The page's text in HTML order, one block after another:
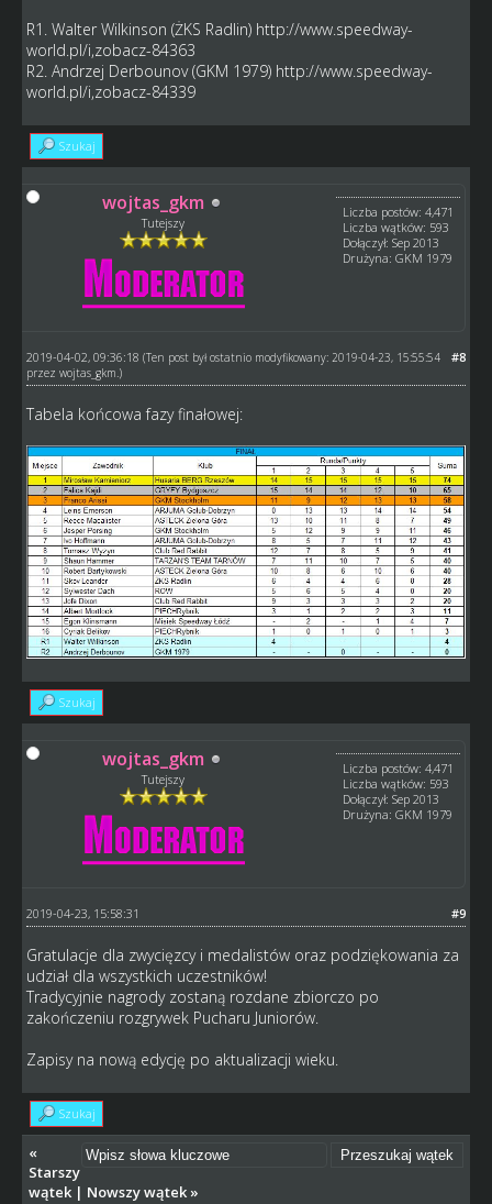
R1. Walter Wilkinson (ŻKS Radlin) http://www.speedway-
world.pl/i,zobacz-84363
R2. Andrzej Derbounov (GKM 1979) http://www.speedway-
world.pl/i,zobacz-84339
Szukaj
wojtas_gkm
Tutejszy
Liczba postów: 4,471
Liczba wątków: 593
Dołączył: Sep 2013
Drużyna: GKM 1979
#8
2019-04-02, 09:36:18 (Ten post był ostatnio modyfikowany: 2019-04-23, 15:55:54
przez wojtas_gkm.)
Tabela końcowa fazy finałowej:
Szukaj
wojtas_gkm
Tutejszy
Liczba postów: 4,471
Liczba wątków: 593
Dołączył: Sep 2013
Drużyna: GKM 1979
#9
2019-04-23, 15:58:31
Gratulacje dla zwycięzcy i medalistów oraz podziękowania za
udział dla wszystkich uczestników!
Tradycyjnie nagrody zostaną rozdane zbiorczo po
zakończeniu rozgrywek Pucharu Juniorów.
Zapisy na nową edycję po aktualizacji wieku.
Szukaj
«
Starszy
wątek| Nowszy wątek»